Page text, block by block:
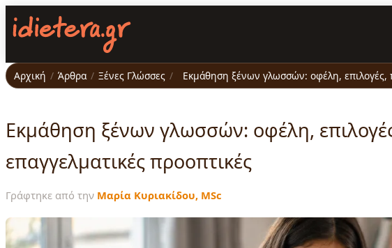
Παράκαμψη
προς
κυρίως
περιεχόμενο
Αρχική / Άρθρα / Ξένες Γλώσσες / Εκμάθηση ξένων γλωσσών: οφέλη, επιλογές,
Εκμάθηση ξένων γλωσσών: οφέλη,
επαγγελματικές προοπτικές
Γράφτηκε από την Μαρία Κυριακίδου, MSc